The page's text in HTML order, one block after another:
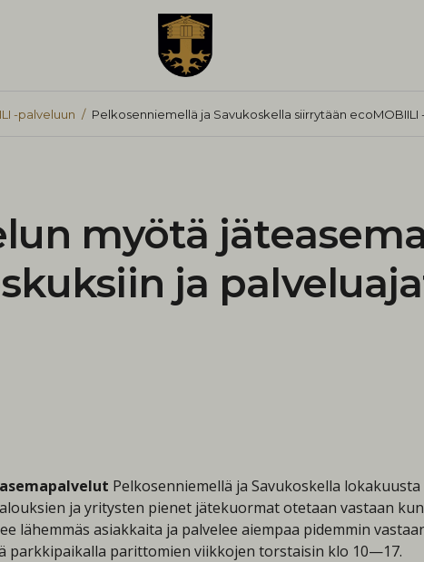
-palveluun Pelkosenniemellä ja Savukoskella siirrytään ecoMOBIILI
myötä
ja
Pelkosenniemellä ja Savukoskella
ja yritysten pienet jätekuormat otetaan vastaan
lähemmäs asiakkaita ja palvelee aiempaa pidemmin
parkkipaikalla parittomien viikkojen torstaisin klo 10—17.